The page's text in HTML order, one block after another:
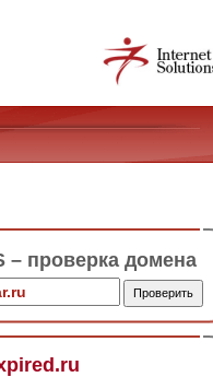
– проверка домена